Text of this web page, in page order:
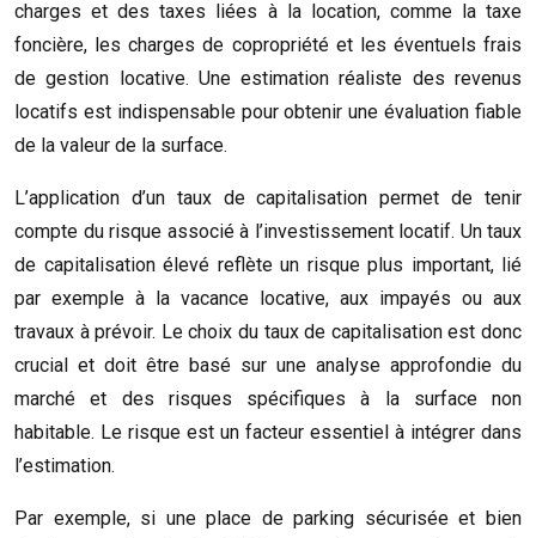
charges et des taxes liées à la location, comme la taxe
foncière, les charges de copropriété et les éventuels frais
de gestion locative. Une estimation réaliste des revenus
locatifs est indispensable pour obtenir une évaluation fiable
de la valeur de la surface.
L’application d’un taux de capitalisation permet de tenir
compte du risque associé à l’investissement locatif. Un taux
de capitalisation élevé reflète un risque plus important, lié
par exemple à la vacance locative, aux impayés ou aux
travaux à prévoir. Le choix du taux de capitalisation est donc
crucial et doit être basé sur une analyse approfondie du
marché et des risques spécifiques à la surface non
habitable. Le risque est un facteur essentiel à intégrer dans
l’estimation.
Par exemple, si une place de parking sécurisée et bien